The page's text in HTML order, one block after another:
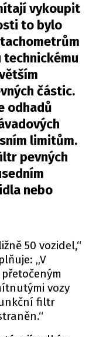
vykoupit
to bylo
technickému
částic.
odhadů
limitům.
pevných
nebo
50 vozidel,“
„V
vozy
filtr